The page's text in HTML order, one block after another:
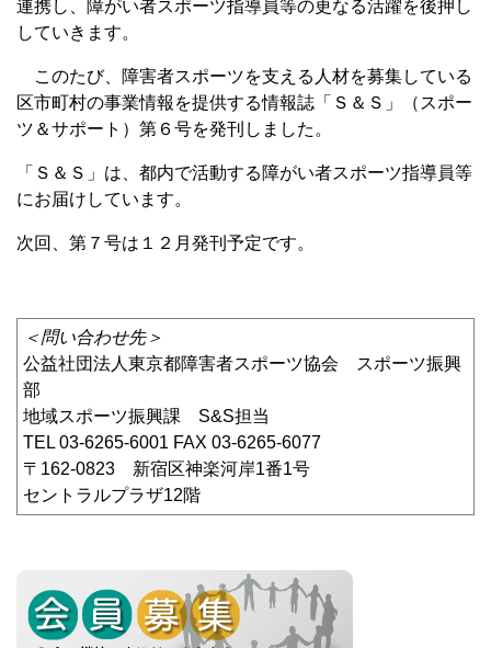
連携し、障がい者スポーツ指導員等の更なる活躍を後押し
していきます。
このたび、障害者スポーツを支える人材を募集している
区市町村の事業情報を提供する情報誌「Ｓ＆Ｓ」（スポー
ツ＆サポート）第６号を発刊しました。
「Ｓ＆Ｓ」は、都内で活動する障がい者スポーツ指導員等
にお届けしています。
次回、第７号は１２月発刊予定です。
＜問い合わせ先＞
公益社団法人東京都障害者スポーツ協会 スポーツ振興
部
地域スポーツ振興課 S&S担当
TEL 03-6265-6001 FAX 03-6265-6077
〒162-0823 新宿区神楽河岸1番1号
セントラルプラザ12階